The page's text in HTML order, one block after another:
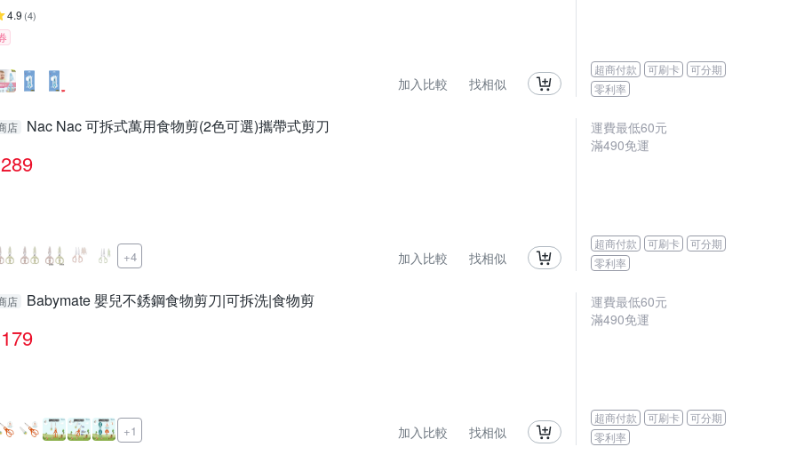
4.9 (4)
加入比較 找相似
超商付款 可刷卡
可分期
零利率
店 Nac Nac 可拆式萬用食物剪(2色可選)攜帶式剪刀
289
+4 加入比較 找相似
運費最低60元
滿490免運
超商付款 可刷卡
可分期
零利率
店 Babymate 嬰兒不銹鋼食物剪刀|可拆洗|食物剪
179
+1 加入比較 找相似
運費最低60元
滿490免運
超商付款 可刷卡
可分期
零利率